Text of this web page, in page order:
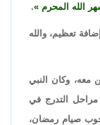
الله المحرم .
تعظيم، والله
معه، وكان النبي
التدرج في
صيام رمضان،